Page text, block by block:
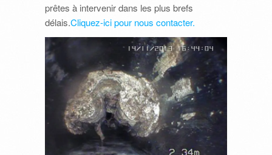
prêtes à intervenir dans les plus brefs
délais.Cliquez-ici pour nous contacter.